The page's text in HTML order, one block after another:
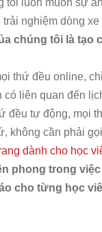
luôn muốn sự
nghiệm dòng
chúng tôi là tạo
thứ đều online,
liên quan đến
đều tự động, mọi
không cần phải
dành cho học
phong trong
cho từng học